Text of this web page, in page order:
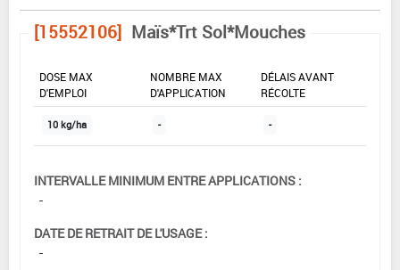
[15552106] Maïs*Trt Sol*Mouches
DOSE MAX
D'EMPLOI
NOMBRE MAX
D'APPLICATION
DÉLAIS AVANT
RÉCOLTE
10 kg/ha - -
INTERVALLE MINIMUM ENTRE APPLICATIONS :
-
DATE DE RETRAIT DE L'USAGE :
-